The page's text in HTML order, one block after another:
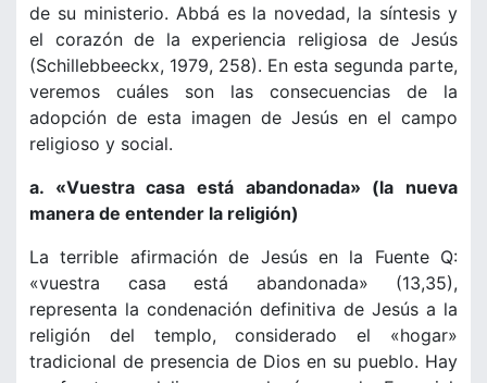
de su ministerio. Abbá es la novedad, la síntesis y
el corazón de la experiencia religiosa de Jesús
(Schillebbeeckx, 1979, 258). En esta segunda parte,
veremos cuáles son las consecuencias de la
adopción de esta imagen de Jesús en el campo
religioso y social.
a. «Vuestra casa está abandonada» (la nueva
manera de entender la religión)
La terrible afirmación de Jesús en la Fuente Q:
«vuestra casa está abandonada» (13,35),
representa la condenación definitiva de Jesús a la
religión del templo, considerado el «hogar»
tradicional de presencia de Dios en su pueblo. Hay